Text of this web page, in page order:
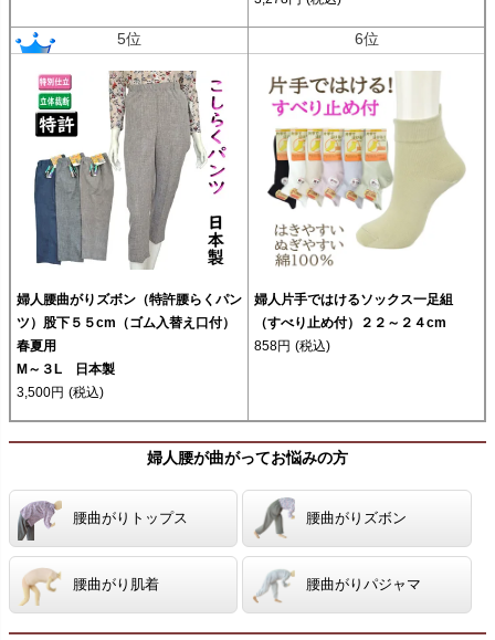
5位
婦人腰曲がりズボン（特許腰らくパン
ツ）股下５５cm（ゴム入替え口付）
春夏用
M～３L 日本製
3,500円 (税込)
6位
婦人片手ではけるソックス一足組
（すべり止め付）２２～２４cm
858円 (税込)
婦人腰が曲がってお悩みの方
腰曲がりトップス 腰曲がりズボン
腰曲がり肌着 腰曲がりパジャマ